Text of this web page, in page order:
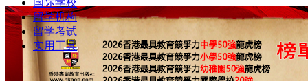
国际学校
留学机构
留学考试
实用工具